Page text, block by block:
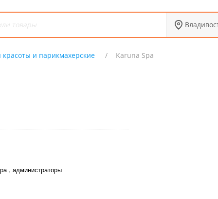
и парикмахерские Karuna Spa
, администраторы